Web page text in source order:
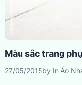
Màu sắc trang
27/05/2015by In Áo